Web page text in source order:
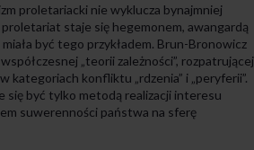
proletariacki nie wyklucza bynajmniej
staje się hegemonem, awangardą
być tego przykładem. Brun-Bronowicz
„teorii zależności”, rozpatrującej
kategoriach konfliktu „rdzenia” i „peryferii”.
się być tylko metodą realizacji interesu
suwerenności państwa na sferę